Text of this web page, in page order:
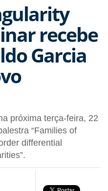
recebe
Garcia
próxima terça-feira, 22
“Families of
differential